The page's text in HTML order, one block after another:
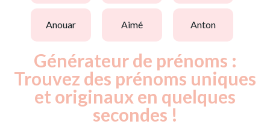
anouar aimé anton
Générateur de prénoms :
Trouvez des prénoms uniques
et originaux en quelques
secondes !